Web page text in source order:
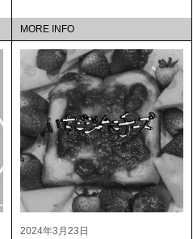
MORE INFO
2024年3月23日